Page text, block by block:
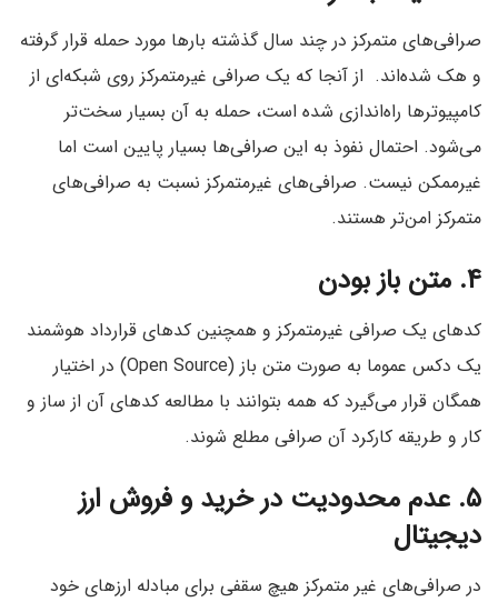
صرافی‌های متمرکز در چند سال گذشته بارها مورد حمله قرار گرفته
و هک شده‌اند. از آنجا که یک صرافی غیرمتمرکز روی شبکه‌ای از
کامپیوتر‌ها راه‌اندازی شده است، حمله به آن بسیار سخت‌تر
می‌شود. احتمال نفوذ به این صرافی‌ها بسیار پایین است اما
غیرممکن نیست. صرافی‌های غیرمتمرکز نسبت به صرافی‌های
متمرکز امن‌تر هستند.
۴. متن باز بودن
کدهای یک صرافی غیرمتمرکز و همچنین کدهای قرارداد هوشمند
یک دکس عموما به صورت متن باز (Open Source) در اختیار
همگان قرار می‌گیرد که همه بتوانند با مطالعه کدهای آن از ساز و
کار و طریقه کارکرد آن صرافی مطلع شوند.
۵. عدم محدودیت در خرید و فروش ارز
دیجیتال
در صرافی‌های غیر متمرکز هیچ سقفی برای مبادله ارزهای خود